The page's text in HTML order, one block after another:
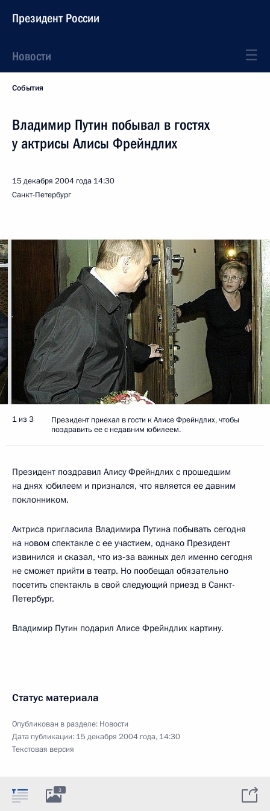
Президент России
Новости
События
Владимир Путин побывал в гостях
у актрисы Алисы Фрейндлих
15 декабря 2004 года 14:30
Санкт-Петербург
1 из 3
Президент приехал в гости к Алисе Фрейндлих, чтобы
поздравить ее с недавним юбилеем.
Президент поздравил Алису Фрейндлих с прошедшим
на днях юбилеем и признался, что является ее давним
поклонником.
Актриса пригласила Владимира Путина побывать сегодня
на новом спектакле с ее участием, однако Президент
извинился и сказал, что из‑за важных дел именно сегодня
не сможет прийти в театр. Но пообещал обязательно
посетить спектакль в свой следующий приезд в Санкт-
Петербург.
Владимир Путин подарил Алисе Фрейндлих картину.
Статус материала
Опубликован в разделе: Новости
Дата публикации: 15 декабря 2004 года, 14:30
Текстовая версия
3